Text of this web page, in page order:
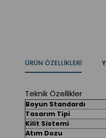
ÜRÜN ÖZELLIKLERI
Teknik Özellikler
Boyun Standardı
Tasarım Tipi
Kilit Sistemi
Atım Dozu